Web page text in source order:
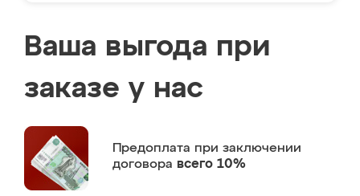
Ваша выгода при
заказе у нас
Предоплата при заключении
договора всего 10%